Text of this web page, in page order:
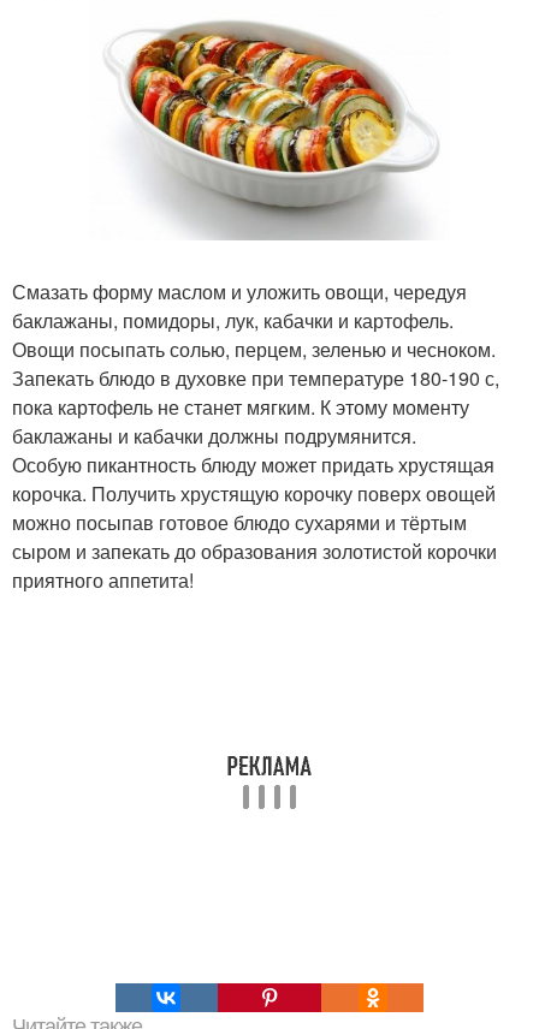
Смазать форму маслом и уложить овощи, чередуя
баклажаны, помидоры, лук, кабачки и картофель.
Овощи посыпать солью, перцем, зеленью и чесноком.
Запекать блюдо в духовке при температуре 180-190 с,
пока картофель не станет мягким. К этому моменту
баклажаны и кабачки должны подрумянится.
Особую пикантность блюду может придать хрустящая
корочка. Получить хрустящую корочку поверх овощей
можно посыпав готовое блюдо сухарями и тёртым
сыром и запекать до образования золотистой корочки
приятного аппетита!